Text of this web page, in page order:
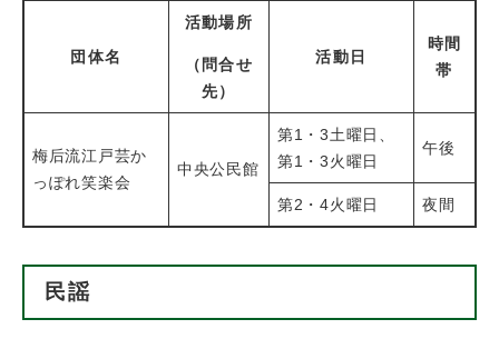
団体名
活動場所
（問合せ
先）
活動日
時間
帯
梅后流江戸芸か
っぽれ笑楽会
中央公民館
第1・3土曜日、
第1・3火曜日
午後
第2・4火曜日 夜間
民謡